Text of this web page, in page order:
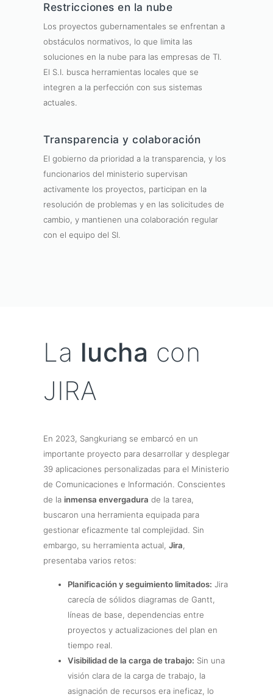
Restricciones en la nube
Los proyectos gubernamentales se enfrentan a
obstáculos normativos, lo que limita las
soluciones en la nube para las empresas de TI.
El S.I. busca herramientas locales que se
integren a la perfección con sus sistemas
actuales.
Transparencia y colaboración
El gobierno da prioridad a la transparencia, y los
funcionarios del ministerio supervisan
activamente los proyectos, participan en la
resolución de problemas y en las solicitudes de
cambio, y mantienen una colaboración regular
con el equipo del SI.
La lucha con
JIRA
En 2023, Sangkuriang se embarcó en un
importante proyecto para desarrollar y desplegar
39 aplicaciones personalizadas para el Ministerio
de Comunicaciones e Información. Conscientes
de la inmensa envergadura de la tarea,
buscaron una herramienta equipada para
gestionar eficazmente tal complejidad. Sin
embargo, su herramienta actual, Jira
presentaba varios retos:
Planificación y seguimiento limitados: Jira
carecía de sólidos diagramas de Gantt,
líneas de base, dependencias entre
proyectos y actualizaciones del plan en
tiempo real.
Visibilidad de la carga de trabajo: Sin una
visión clara de la carga de trabajo, la
asignación de recursos era ineficaz, lo